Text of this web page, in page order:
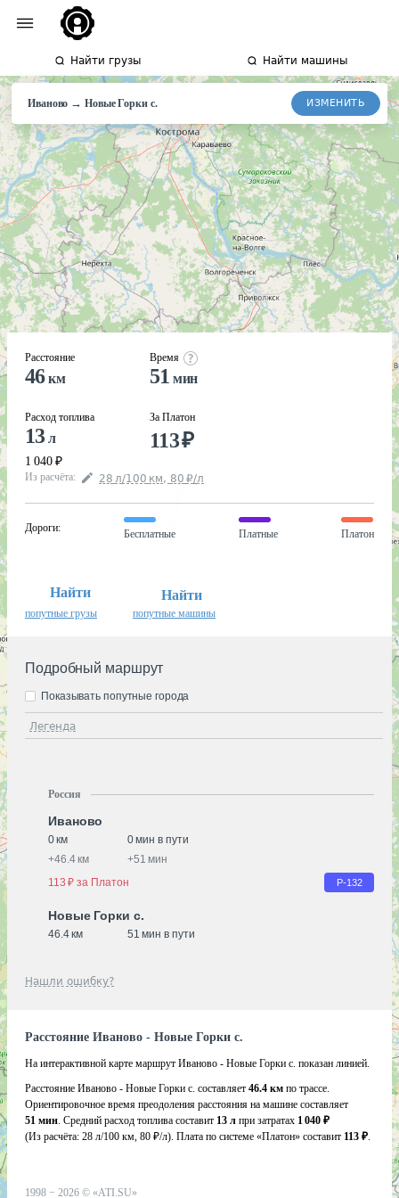
Найти грузы Найти машины
Иваново →НовыеГорки с. ИЗМЕНИТЬ
Расстояние
46км
Расход топлива
13л
1 040 ₽
Время
51 мин
За Платон
113₽
Из расчёта: 28 л/100 км, 80 ₽/л
Дороги:
Бесплатные Платные Платон
Найти
попутные грузы
Найти
попутные машины
Подробный маршрут
Легенда
Показывать попутные города
Россия
Иваново
0 км
0 мин в пути
+46.4 км +51 мин
113 ₽ за Платон
Р-132
Новые Горки с.
46.4 км 51 мин в пути
Нашли ошибку?
Расстояние Иваново - Новые Горки с.
На интерактивной карте маршрут Иваново - Новые Горки с. показан линией.
Расстояние Иваново - Новые Горки с. составляет 46.4 км по трассе.
Ориентировочное время преодоления расстояния на машине составляет
51 мин. Средний расход топлива составит 13 л при затратах 1 040 ₽
(Из расчёта: 28 л/100 км, 80 ₽/л). Плата по системе «Платон» составит 113 ₽.
1998 − 2026 © «ATI.SU»